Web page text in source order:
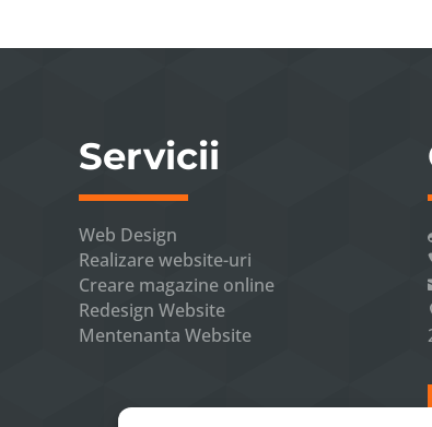
Servicii
Web Design
Realizare website-uri
Creare magazine online
Redesign Website
Mentenanta Website